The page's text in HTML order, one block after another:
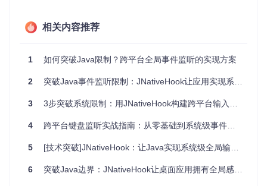
JNativeHook就像给Java装上了"全局监听雷达"，它通过JNI技
于安装了360度无死角的监控系统，可以捕获整个系统的输入
一位精通多国语言的翻译，能同时与Windows、macOS和Lin
一致的事件监听体验，无需为不同平台编写多套代码。
💎 价值解析：为何选择JNativeHook
JNativeHook为开发者带来三大核心价值：
相关内容推荐
1 如何突破Java限制？跨平台全局事件监听的实现方案
2 突破Java事件监听限制：JNativeHook让应用实现系统级输入感知
3 3步突破系统限制：用JNativeHook构建跨平台输入监听的实战指南
4 跨平台键盘监听实战指南：从零基础到系统级事件捕获的完整路径
5 [技术突破]JNativeHook：让Java实现系统级全局输入监听
6 突破Java边界：JNativeHook让桌面应用拥有全局感知能力